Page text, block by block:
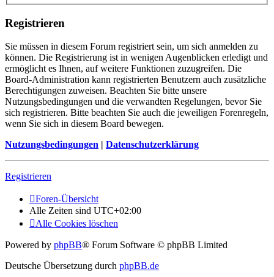
Registrieren
Sie müssen in diesem Forum registriert sein, um sich anmelden zu
können. Die Registrierung ist in wenigen Augenblicken erledigt und
ermöglicht es Ihnen, auf weitere Funktionen zuzugreifen. Die
Board-Administration kann registrierten Benutzern auch zusätzliche
Berechtigungen zuweisen. Beachten Sie bitte unsere
Nutzungsbedingungen und die verwandten Regelungen, bevor Sie
sich registrieren. Bitte beachten Sie auch die jeweiligen Forenregeln,
wenn Sie sich in diesem Board bewegen.
Nutzungsbedingungen | Datenschutzerklärung
Registrieren
Foren-Übersicht
Alle Zeiten sind UTC+02:00
Alle Cookies löschen
Powered by phpBB® Forum Software © phpBB Limited
Deutsche Übersetzung durch phpBB.de